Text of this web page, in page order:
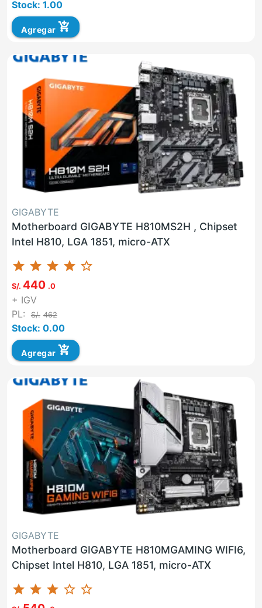
Stock: 1.00
Agregar add_shopping_cart
GIGABYTE
Motherboard GIGABYTE H810MS2H , Chipset
Intel H810, LGA 1851, micro-ATX
star star star star star_border
S/. 440 .0
+ IGV
PL:
S/. 462
Stock: 0.00
Agregar add_shopping_cart
GIGABYTE
Motherboard GIGABYTE H810MGAMING WIFI6,
Chipset Intel H810, LGA 1851, micro-ATX
star star star star_border star_border